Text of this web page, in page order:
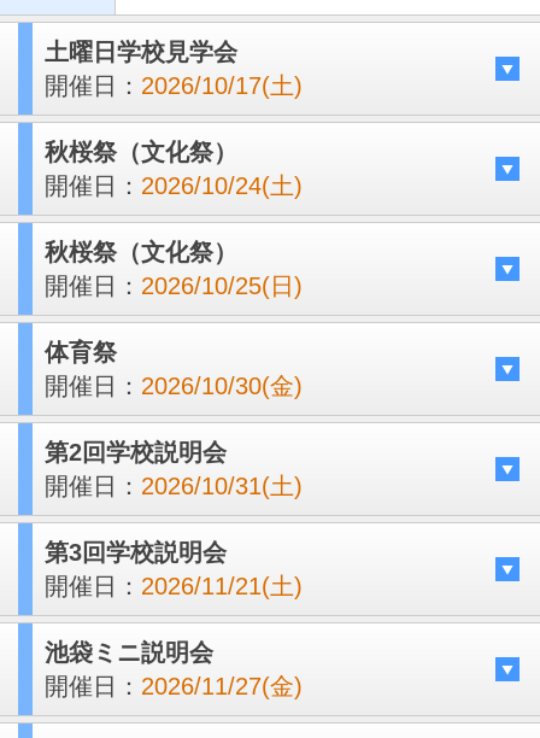
土曜日学校見学会
開催日： 2026/10/17(土)
秋桜祭（文化祭）
開催日： 2026/10/24(土)
秋桜祭（文化祭）
開催日： 2026/10/25(日)
体育祭
開催日： 2026/10/30(金)
第2回学校説明会
開催日： 2026/10/31(土)
第3回学校説明会
開催日： 2026/11/21(土)
池袋ミニ説明会
開催日： 2026/11/27(金)